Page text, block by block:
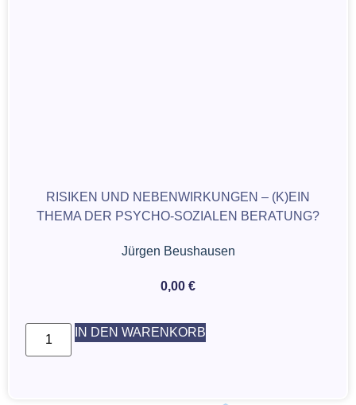
RISIKEN UND NEBENWIRKUNGEN – (K)EIN
THEMA DER PSYCHO-SOZIALEN BERATUNG?
Jürgen Beushausen
0,00 €
IN DEN WARENKORB